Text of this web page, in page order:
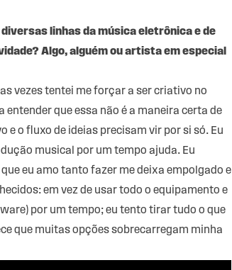
linhas da música eletrônica e de
Algo, alguém ou artista em especial
vezes tentei me forçar a ser criativo no
que essa não é a maneira certa de
o fluxo de ideias precisam vir por si só. Eu
musical por um tempo ajuda. Eu
eu amo tanto fazer me deixa empolgado e
em vez de usar todo o equipamento e
por um tempo; eu tento tirar tudo o que
que muitas opções sobrecarregam minha